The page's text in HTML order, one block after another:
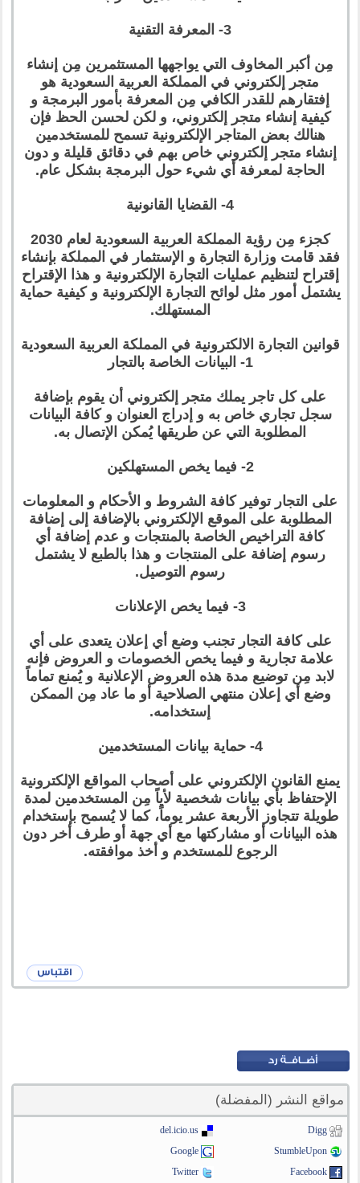
3- المعرفة التقنية
مِن أكبر المخاوف التي يواجهها المستثمرين مِن إنشاء
متجر إلكتروني في المملكة العربية السعودية هو
إفتقارهم للقدر الكافي مِن المعرفة بأمور البرمجة و
كيفية إنشاء متجر إلكتروني، و لكن لحسن الحظ فإن
هنالك بعض المتاجر الإلكترونية تسمح للمستخدمين
إنشاء متجر إلكتروني خاص بهم في دقائق قليلة و دون
الحاجة لمعرفة أي شيء حول البرمجة بشكل عام.
4- القضايا القانونية
كجزء مِن رؤية المملكة العربية السعودية لعام 2030
فقد قامت وزارة التجارة و الإستثمار في المملكة بإنشاء
إقتراح لتنظيم عمليات التجارة الإلكترونية و هذا الإقتراح
يشتمل أمور مثل لوائح التجارة الإلكترونية و كيفية حماية
المستهلك.
قوانين التجارة الالكترونية في المملكة العربية السعودية
1- البيانات الخاصة بالتجار
على كل تاجر يملك متجر إلكتروني أن يقوم بإضافة
سجل تجاري خاص به و إدراج العنوان و كافة البيانات
المطلوبة التي عن طريقها يُمكن الإتصال به.
2- فيما يخص المستهلكين
على التجار توفير كافة الشروط و الأحكام و المعلومات
المطلوبة على الموقع الإلكتروني بالإضافة إلى إضافة
كافة التراخيص الخاصة بالمنتجات و عدم إضافة أي
رسوم إضافة على المنتجات و هذا بالطبع لا يشتمل
رسوم التوصيل.
3- فيما يخص الإعلانات
على كافة التجار تجنب وضع أي إعلان يتعدى على أي
علامة تجارية و فيما يخص الخصومات و العروض فإنه
لابد مِن توضيع مدة هذه العروض الإعلانية و يُمنع تماماً
وضع أي إعلان منتهي الصلاحية أو ما عاد مِن الممكن
إستخدامه.
4- حماية بيانات المستخدمين
يمنع القانون الإلكتروني على أصحاب المواقع الإلكترونية
الإحتفاظ بأي بيانات شخصية لأياً مِن المستخدمين لمدة
طويلة تتجاوز الأربعة عشر يوماً، كما لا يُسمح بإستخدام
هذه البيانات أو مشاركتها مع أي جهة أو طرف أخر دون
الرجوع للمستخدم و أخذ موافقته.
مواقع النشر (المفضلة)
Digg
del.icio.us
StumbleUpon
Google
Facebook
Twitter